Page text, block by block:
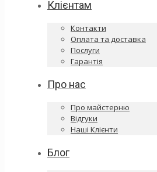
Клієнтам
Контакти
Оплата та доставка
Послуги
Гарантія
Про нас
Про майстерню
Відгуки
Наші Клієнти
Блог